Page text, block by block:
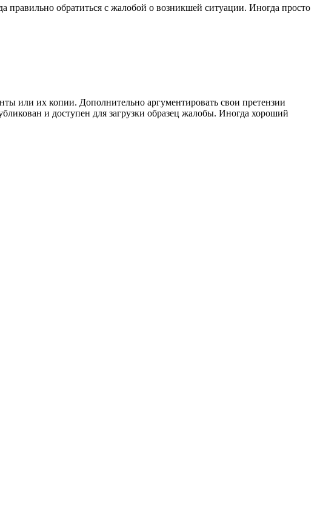
правильно обратиться с жалобой о возникшей ситуации. Иногда просто
или их копии. Дополнительно аргументировать свои претензии
и доступен для загрузки образец жалобы. Иногда хороший